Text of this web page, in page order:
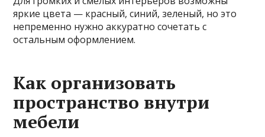
яркие цвета — красный, синий, зеленый, но это
непременно нужно аккуратно сочетать с
остальным оформлением.
Как организовать
пространство внутри
мебели